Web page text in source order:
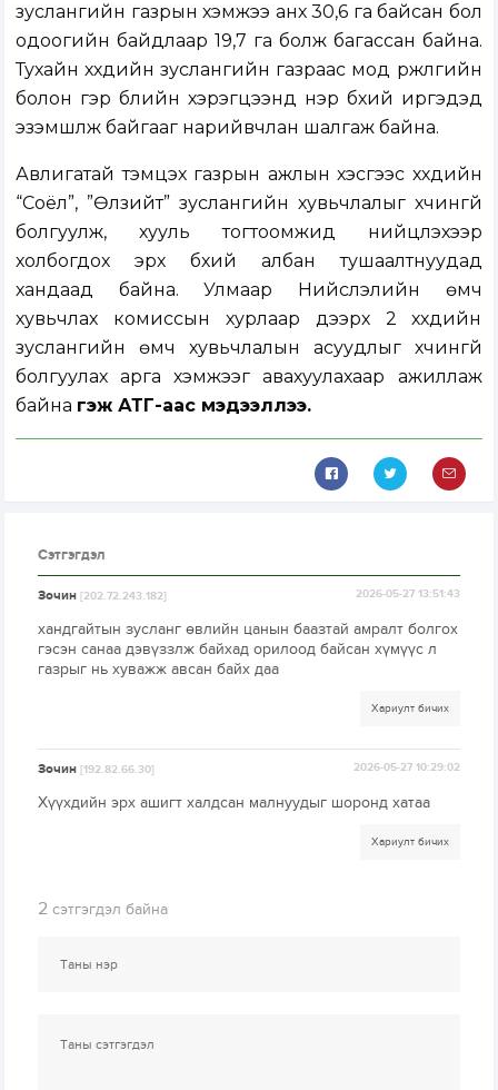
зуслангийн газрын хэмжээ анх 30,6 га байсан бол
одоогийн байдлаар 19,7 га болж багассан байна.
Тухайн хүүхдийн зуслангийн газраас мод үржүүлгийн
болон гэр бүлийн хэрэгцээнд нэр бүхий иргэдэд
эзэмшүүлж байгааг нарийвчлан шалгаж байна.
Авлигатай тэмцэх газрын ажлын хэсгээс хүүхдийн
“Соёл”, ”Өлзийт” зуслангийн хувьчлалыг хүчингүй
болгуулж, хууль тогтоомжид нийцүүлэхээр
холбогдох эрх бүхий албан тушаалтнуудад
хандаад байна. Улмаар Нийслэлийн өмч
хувьчлах комиссын хурлаар дээрх 2 хүүхдийн
зуслангийн өмч хувьчлалын асуудлыг хүчингүй
болгуулах арга хэмжээг авахуулахаар ажиллаж
байна гэж АТГ-аас мэдээллээ.
Сэтгэгдэл
Зочин[202.72.243.182] 2026-05-27 13:51:43
хандгайтын зусланг өвлийн цанын баазтай амралт болгох
гэсэн санаа дэвүззлж байхад орилоод байсан хүмүүс л
газрыг нь хуважж авсан байх даа
Хариулт бичих
Зочин[192.82.66.30] 2026-05-27 10:29:02
Хүүхдийн эрх ашигт халдсан малнуудыг шоронд хатаа
Хариулт бичих
2 сэтгэгдэл байна